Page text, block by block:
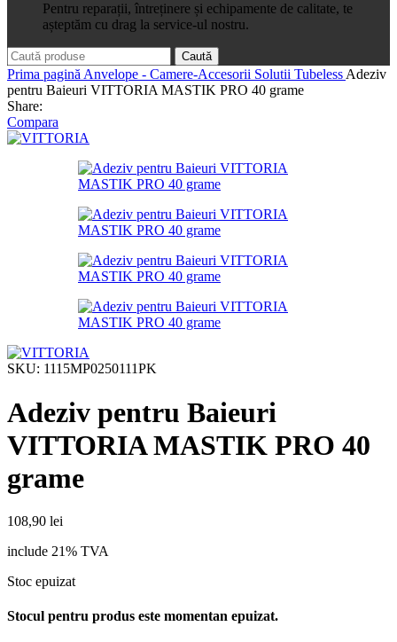
Pentru reparații, întreținere și echipamente de calitate, te
așteptăm cu drag la service-ul nostru.
Caută
Prima pagină Anvelope - Camere-Accesorii Solutii Tubeless Adeziv
pentru Baieuri VITTORIA MASTIK PRO 40 grame
Share:
Compara
SKU: 1115MP0250111PK
Adeziv pentru Baieuri
VITTORIA MASTIK PRO 40
grame
108,90 lei
include 21% TVA
Stoc epuizat
Stocul pentru produs este momentan epuizat.